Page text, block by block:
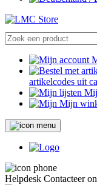
artikelcodes uit
Mijn
Helpdesk Contacteer